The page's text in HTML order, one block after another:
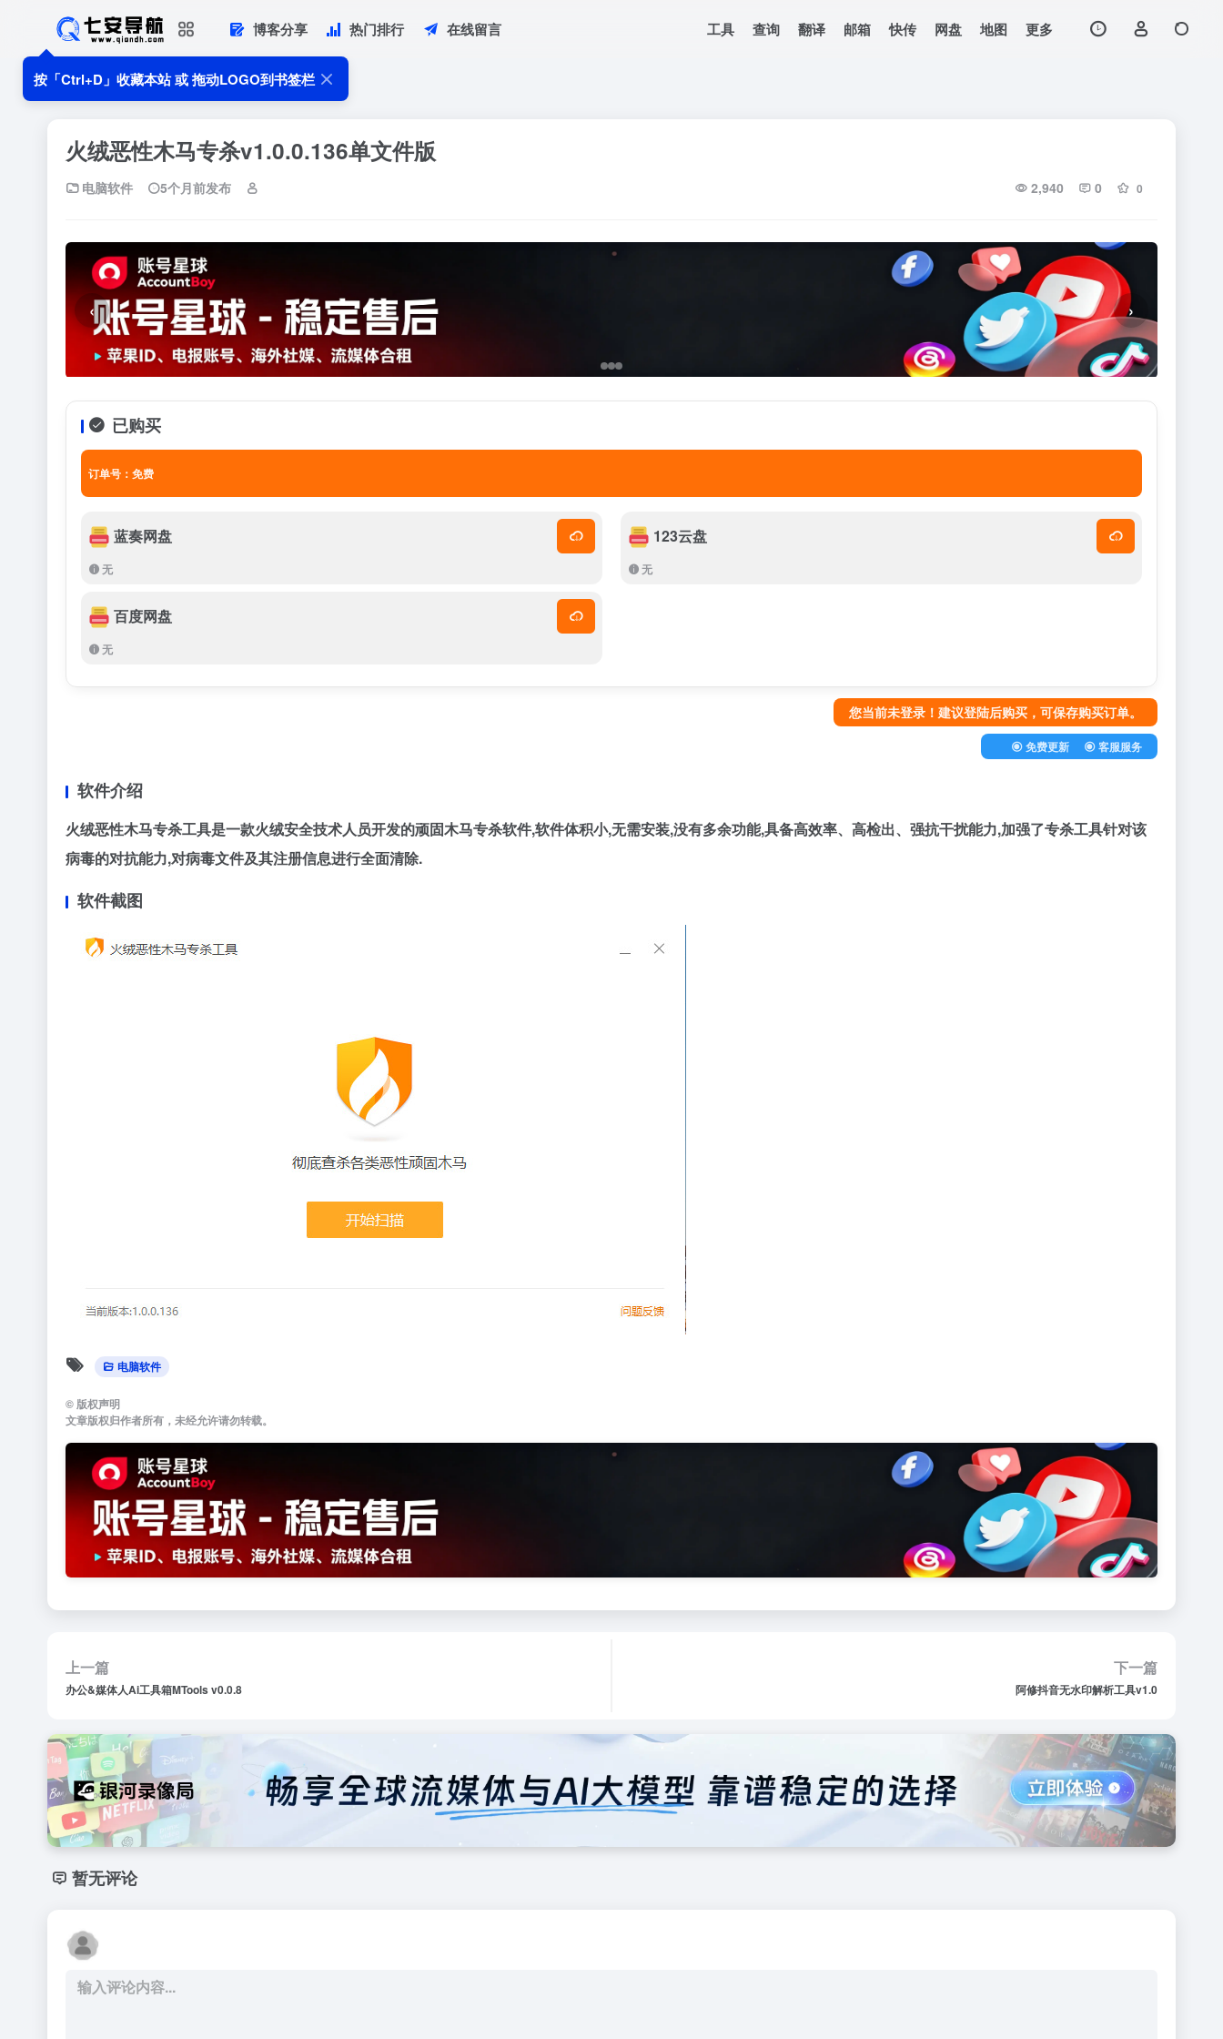
按「Ctrl+D」收藏本站 或 拖动LOGO到书签栏
博客分享 热门排行 在线留言 工具 查询 翻译 邮箱 快传 网盘 地图 更多
首页 • 电脑软件 • 火绒恶性木马专杀v1.0.0.136单文件版
火绒恶性木马专杀v1.0.0.136单文件版
电脑软件 5个月前发布 2,940 0 0
‹ ›
已购买
订单号：免费
蓝奏网盘
无
123云盘
无
百度网盘
无
您当前未登录！建议登陆后购买，可保存购买订单。
免费更新 客服服务
软件介绍
火绒恶性木马专杀工具是一款火绒安全技术人员开发的顽固木马专杀软件,软件体积小,无需安装,没有多余功能,具备高效率、高检出、强抗干扰能力,加强了专杀工具针对该
病毒的对抗能力,对病毒文件及其注册信息进行全面清除.
软件截图
电脑软件
©版权声明
文章版权归作者所有，未经允许请勿转载。
上一篇
办公&媒体人Ai工具箱MTools v0.0.8
下一篇
阿修抖音无水印解析工具v1.0
暂无评论